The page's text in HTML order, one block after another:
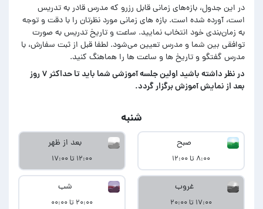
در این جدول، بازه‌های زمانی قابل رزرو که مدرس قادر به تدریس
است، آورده شده است. بازه های زمانی مورد نظرتان را با دقت و توجه
به زمان‌بندی خود انتخاب نمایید. ساعت و تاریخ تدریس به صورت
توافقی بین شما و مدرس تعیین می‌شود. لطفا قبل از ثبت سفارش، با
مدرس گفتگو و تاریخ ها و ساعت ها را هماهنگ کنید.
در‌ نظر داشته باشید اولین جلسه آموزشی شما باید تا حداکثر ۷ روز
بعد از نمایش آموزش برگزار گردد.
شنبه
صبح
۸:۰۰ تا ۱۲:۰۰
بعد از ظهر
۱۲:۰۰ تا ۱۷:۰۰
غروب
۱۷:۰۰ تا ۲۰:۰۰
شب
۲۰:۰۰ تا ۰۰:۰۰